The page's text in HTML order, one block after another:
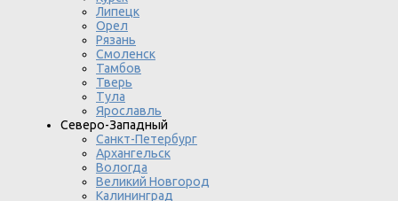
Липецк
Орел
Рязань
Смоленск
Тамбов
Тверь
Тула
Ярославль
Северо-Западный
Санкт-Петербург
Архангельск
Вологда
Великий Новгород
Калининград